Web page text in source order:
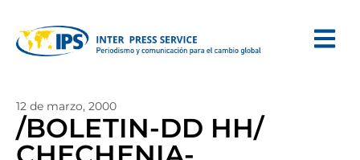
12 de marzo, 2000
/BOLETIN-DD HH/